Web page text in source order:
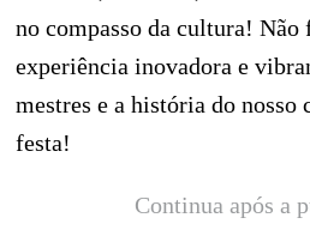
no compasso da cultura! Não
experiência inovadora e
mestres e a história do nosso
festa!
Continua após a